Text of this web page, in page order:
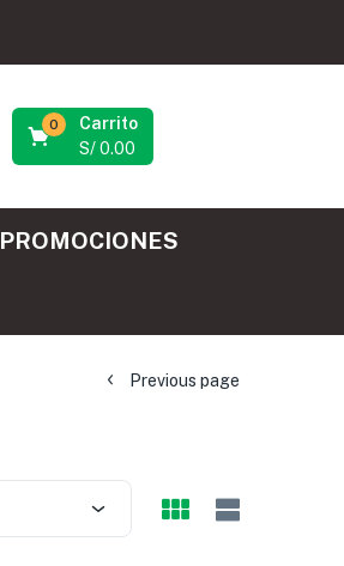
Carrito
0
S/0.00
PROMOCIONES
Previous page